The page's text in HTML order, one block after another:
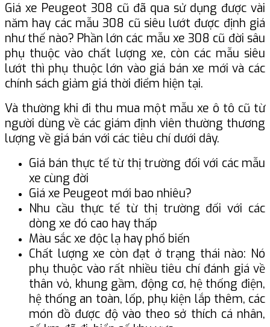
Giá xe Peugeot 308 cũ đã qua sử dụng được vài
năm hay các mẫu 308 cũ siêu lướt được định giá
như thế nào? Phần lớn các mẫu xe 308 cũ đời sâu
phụ thuộc vào chất lượng xe, còn các mẫu siêu
lướt thì phụ thuộc lớn vào giá bán xe mới và các
chính sách giảm giá thời điểm hiện tại.
Và thường khi đi thu mua một mẫu xe ô tô cũ từ
người dùng về các giám định viên thường thương
lượng về giá bán với các tiêu chí dưới dây.
Giá bán thực tế từ thị trường đối với các mẫu
xe cùng đời
Giá xe Peugeot mới bao nhiêu?
Nhu cầu thực tế từ thị trường đối với các
dòng xe đó cao hay thấp
Màu sắc xe độc lạ hay phổ biến
Chất lượng xe còn đạt ở trạng thái nào: Nó
phụ thuộc vào rất nhiều tiêu chí đánh giá về
thân vỏ, khung gầm, động cơ, hệ thống điện,
hệ thống an toàn, lốp, phụ kiện lắp thêm, các
món đồ được độ vào theo sở thích cá nhân,